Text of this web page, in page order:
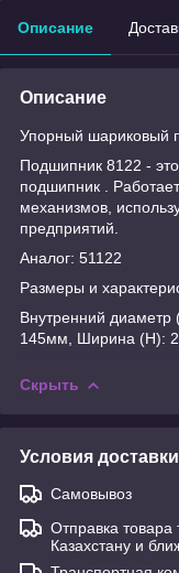
Описание
Описание
Упорный шариковый
Подшипник 8122 -
подшипник .
механизмов,
предприятий.
Аналог: 51122
Размеры и
Внутренний
145мм, Ширина (H):
Скрыть
Условия доставки
Самовывоз
Отправка
Казахстану и